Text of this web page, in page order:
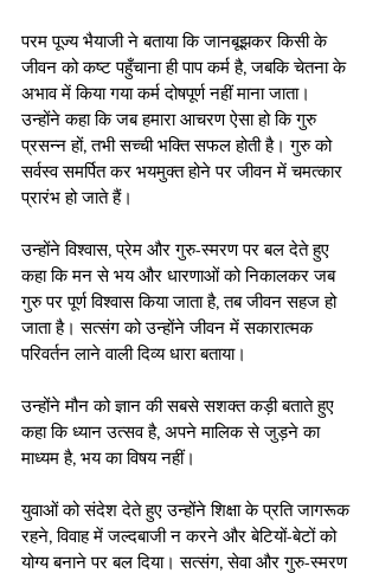
परम पूज्य भैयाजी ने बताया कि जानबूझकर किसी के
जीवन को कष्ट पहुँचाना ही पाप कर्म है, जबकि चेतना के
अभाव में किया गया कर्म दोषपूर्ण नहीं माना जाता।
उन्होंने कहा कि जब हमारा आचरण ऐसा हो कि गुरु
प्रसन्न हों, तभी सच्ची भक्ति सफल होती है। गुरु को
सर्वस्व समर्पित कर भयमुक्त होने पर जीवन में चमत्कार
प्रारंभ हो जाते हैं।
उन्होंने विश्वास, प्रेम और गुरु-स्मरण पर बल देते हुए
कहा कि मन से भय और धारणाओं को निकालकर जब
गुरु पर पूर्ण विश्वास किया जाता है, तब जीवन सहज हो
जाता है। सत्संग को उन्होंने जीवन में सकारात्मक
परिवर्तन लाने वाली दिव्य धारा बताया।
उन्होंने मौन को ज्ञान की सबसे सशक्त कड़ी बताते हुए
कहा कि ध्यान उत्सव है, अपने मालिक से जुड़ने का
माध्यम है, भय का विषय नहीं।
युवाओं को संदेश देते हुए उन्होंने शिक्षा के प्रति जागरूक
रहने, विवाह में जल्दबाजी न करने और बेटियों-बेटों को
योग्य बनाने पर बल दिया। सत्संग, सेवा और गुरु-स्मरण